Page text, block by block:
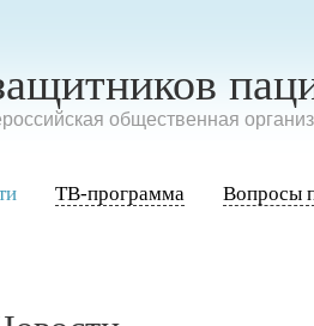
общественная
ТВ-программа Вопросы